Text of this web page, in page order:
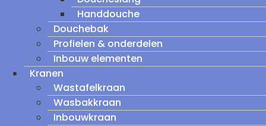
Handdouche
Douchebak
Profielen & onderdelen
Inbouw elementen
Kranen
Wastafelkraan
Wasbakkraan
Inbouwkraan